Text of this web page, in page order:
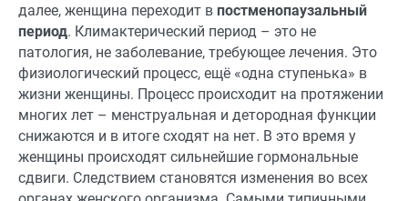
далее, женщина переходит в постменопаузальный
период. Климактерический период – это не
патология, не заболевание, требующее лечения. Это
физиологический процесс, ещё «одна ступенька» в
жизни женщины. Процесс происходит на протяжении
многих лет – менструальная и детородная функции
снижаются и в итоге сходят на нет. В это время у
женщины происходят сильнейшие гормональные
сдвиги. Следствием становятся изменения во всех